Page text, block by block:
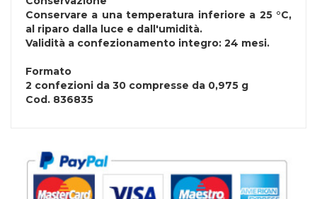
Conservare a una temperatura inferiore a 25 °C,
al riparo dalla luce e dall'umidità.
Validità a confezionamento integro: 24 mesi.
Formato
2 confezioni da 30 compresse da 0,975 g
Cod. 836835